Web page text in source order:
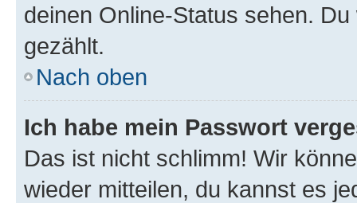
deinen Online-Status sehen.
gezählt.
Nach oben
Ich habe mein Passwort
Das ist nicht schlimm! Wir
wieder mitteilen, du kannst es